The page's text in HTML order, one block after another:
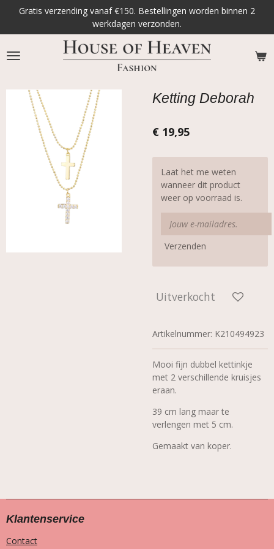
naar
de
hoofdinhoud
Gratis verzending vanaf €150. Bestellingen worden binnen 2
werkdagen verzonden.
Ketting Deborah
€ 19,95
Laat het me weten
wanneer dit product
weer op voorraad is.
Verzenden
Uitverkocht
Artikelnummer: K210494923
Mooi fijn dubbel kettinkje
met 2 verschillende kruisjes
eraan.
39 cm lang maar te
verlengen met 5 cm.
Gemaakt van koper.
Klantenservice
Contact